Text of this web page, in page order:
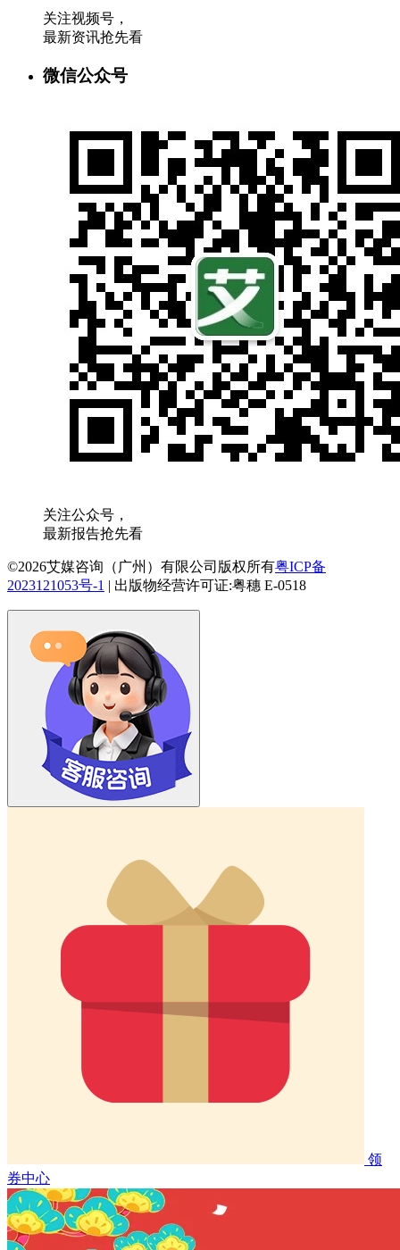
关注视频号，
最新资讯抢先看
微信公众号
关注公众号，
最新报告抢先看
©2026艾媒咨询（广州）有限公司版权所有粤ICP备
2023121053号-1 | 出版物经营许可证:粤穗 E-0518
领
券中心